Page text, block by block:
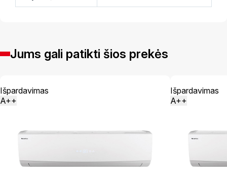
Jums gali patikti šios prekės
Išpardavimas
A++
Išpardavimas
A++